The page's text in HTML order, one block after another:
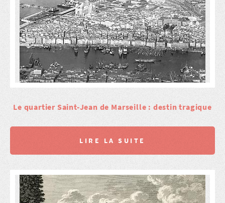
Le quartier Saint-Jean de Marseille : destin tragique
LIRE LA SUITE